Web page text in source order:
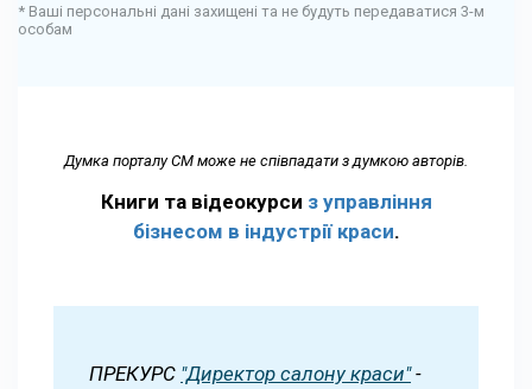
* Ваші персональні дані захищені та не будуть передаватися 3-м
особам
Думка порталу СМ може не співпадати з думкою авторів.
Книги та відеокурси з управління
бізнесом в індустрії краси.
ПРЕКУРС "Директор салону краси"-